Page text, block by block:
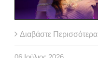
Διαβάστε Περισσότερα